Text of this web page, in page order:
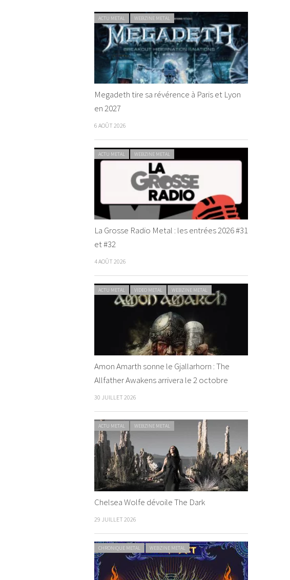
ACTU METAL WEBZINE METAL
Megadeth tire sa révérence à Paris et Lyon
en 2027
6 AOÛT 2026
ACTU METAL WEBZINE METAL
La Grosse Radio Metal : les entrées 2026 #31
et #32
4 AOÛT 2026
ACTU METAL VIDEO METAL WEBZINE METAL
Amon Amarth sonne le Gjallarhorn : The
Allfather Awakens arrivera le 2 octobre
30 JUILLET 2026
ACTU METAL WEBZINE METAL
Chelsea Wolfe dévoile The Dark
29 JUILLET 2026
CHRONIQUE METAL WEBZINE METAL